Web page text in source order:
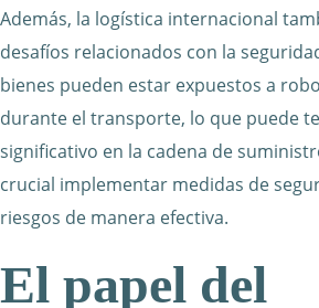
Además, la logística internacional
desafíos relacionados con la
bienes pueden estar expuestos a
durante el transporte, lo que puede
significativo en la cadena de
crucial implementar medidas de
riesgos de manera efectiva.
El papel del